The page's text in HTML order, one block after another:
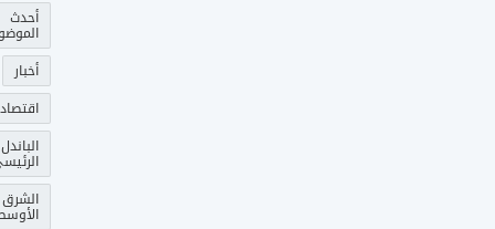
أحدث
أخبار
اقتصاد
الباندل
الشرق